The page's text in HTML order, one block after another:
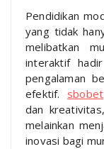
Pendidikan
yang tidak
melibatkan
interaktif
pengalaman
efektif. sbobet
dan
melainkan
inovasi bagi